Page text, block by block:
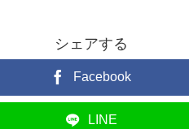
シェアする
Facebook
LINE